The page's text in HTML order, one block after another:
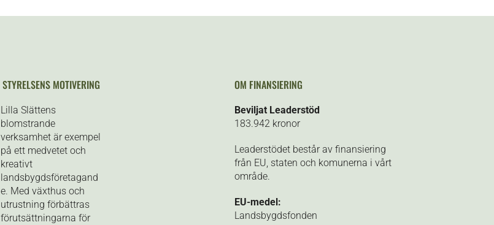
STYRELSENS MOTIVERING
Lilla Slättens
blomstrande
verksamhet är exempel
på ett medvetet och
kreativt
landsbygdsföretagand
e. Med växthus och
utrustning förbättras
förutsättningarna för
OM FINANSIERING
Beviljat Leaderstöd
183.942 kronor
Leaderstödet består av finansiering
från EU, staten och komunerna i vårt
område.
EU-medel:
Landsbygdsfonden